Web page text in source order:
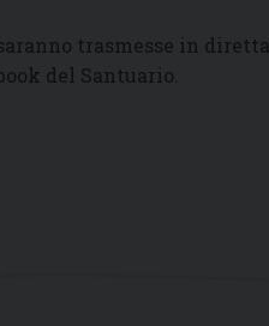
trasmesse in diretta
del Santuario.